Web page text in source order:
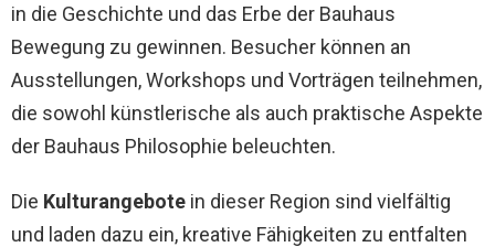
in die Geschichte und das Erbe der Bauhaus
Bewegung zu gewinnen. Besucher können an
Ausstellungen, Workshops und Vorträgen teilnehmen,
die sowohl künstlerische als auch praktische Aspekte
der Bauhaus Philosophie beleuchten.
Die Kulturangebote in dieser Region sind vielfältig
und laden dazu ein, kreative Fähigkeiten zu entfalten